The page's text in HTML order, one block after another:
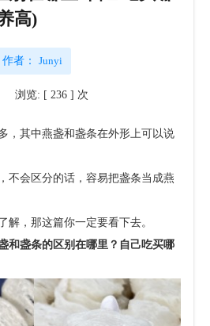
高)
作者：Junyi
浏览: [ 236 ] 次
，其中燕盏和盏条在外形上可以说
不会区分的话，容易把盏条当成燕
解，那这篇你一定要看下去。
和盏条的区别在哪里？自己吃买哪